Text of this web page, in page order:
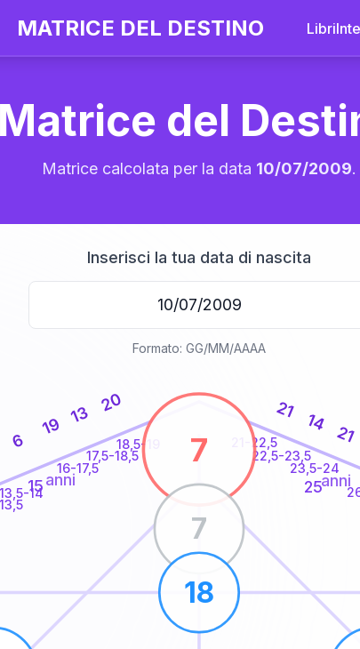
MATRICE DEL DESTINO Libri
Matrice del
Matrice calcolata per la data 10/07/2009.
Inserisci la tua data di nascita
Formato: GG/MM/AAAA
20
13,5-14
16-17,5
17,5-18,5
18,5-19 21-22,5
22,5-23,5
23,5-24
6
19 13 20 21
14
21
7
7
18
15anni 25anni